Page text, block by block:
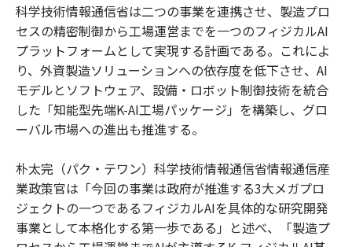
科学技術情報通信省は二つの事業を連携させ、製造プロ
セスの精密制御から工場運営までを一つのフィジカルAI
プラットフォームとして実現する計画である。これによ
り、外資製造ソリューションへの依存度を低下させ、AI
モデルとソフトウェア、設備・ロボット制御技術を統合
した「知能型先端K-AI工場パッケージ」を構築し、グロ
ーバル市場への進出も推進する。
朴太完（パク・テワン）科学技術情報通信省情報通信産
業政策官は「今回の事業は政府が推進する3大メガプロ
ジェクトの一つであるフィジカルAIを具体的な研究開発
事業として本格化する第一歩である」と述べ、「製造プ